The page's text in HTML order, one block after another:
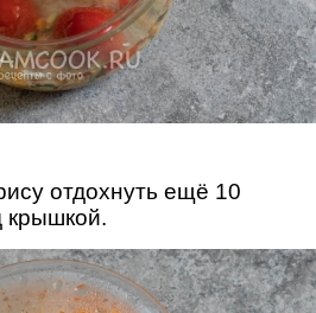
отдохнуть ещё 10
крышкой.